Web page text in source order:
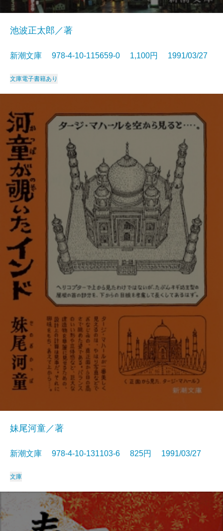
池波正太郎／著
新潮文庫 978-4-10-115659-0 1,100円 1991/03/27
文庫電子書籍あり
妹尾河童／著
新潮文庫 978-4-10-131103-6 825円 1991/03/27
文庫